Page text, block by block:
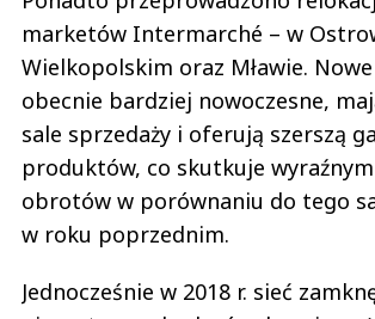
marketów Intermarché – w
Wielkopolskim oraz Mławie.
obecnie bardziej nowoczesne,
sale sprzedaży i oferują szerszą
produktów, co skutkuje
obrotów w porównaniu do tego
w roku poprzednim.
Jednocześnie w 2018 r. sieć